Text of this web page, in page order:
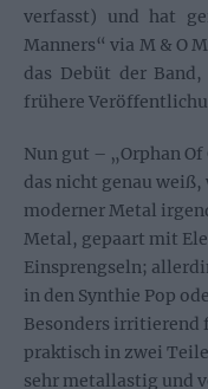
verfasst) und hat
Manners“ via M & O
das Debüt der
frühere
Nun gut – „Orphan
das nicht genau
moderner Metal
Metal, gepaart mit
Einsprengseln;
in den Synthie Pop
Besonders irritierend
praktisch in zwei
sehr metallastig und